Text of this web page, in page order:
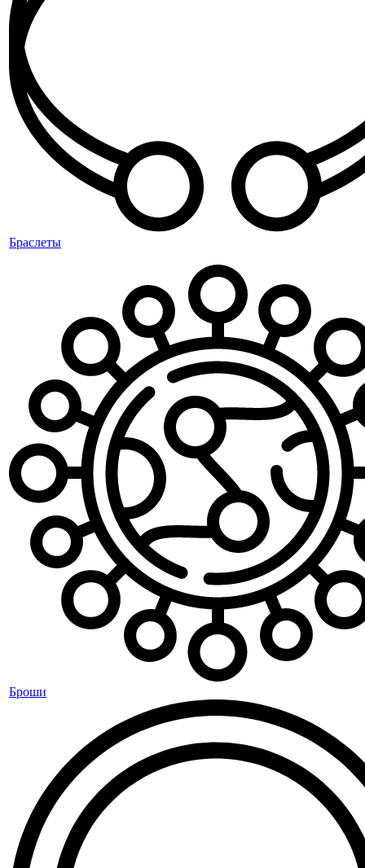
Браслеты
Броши